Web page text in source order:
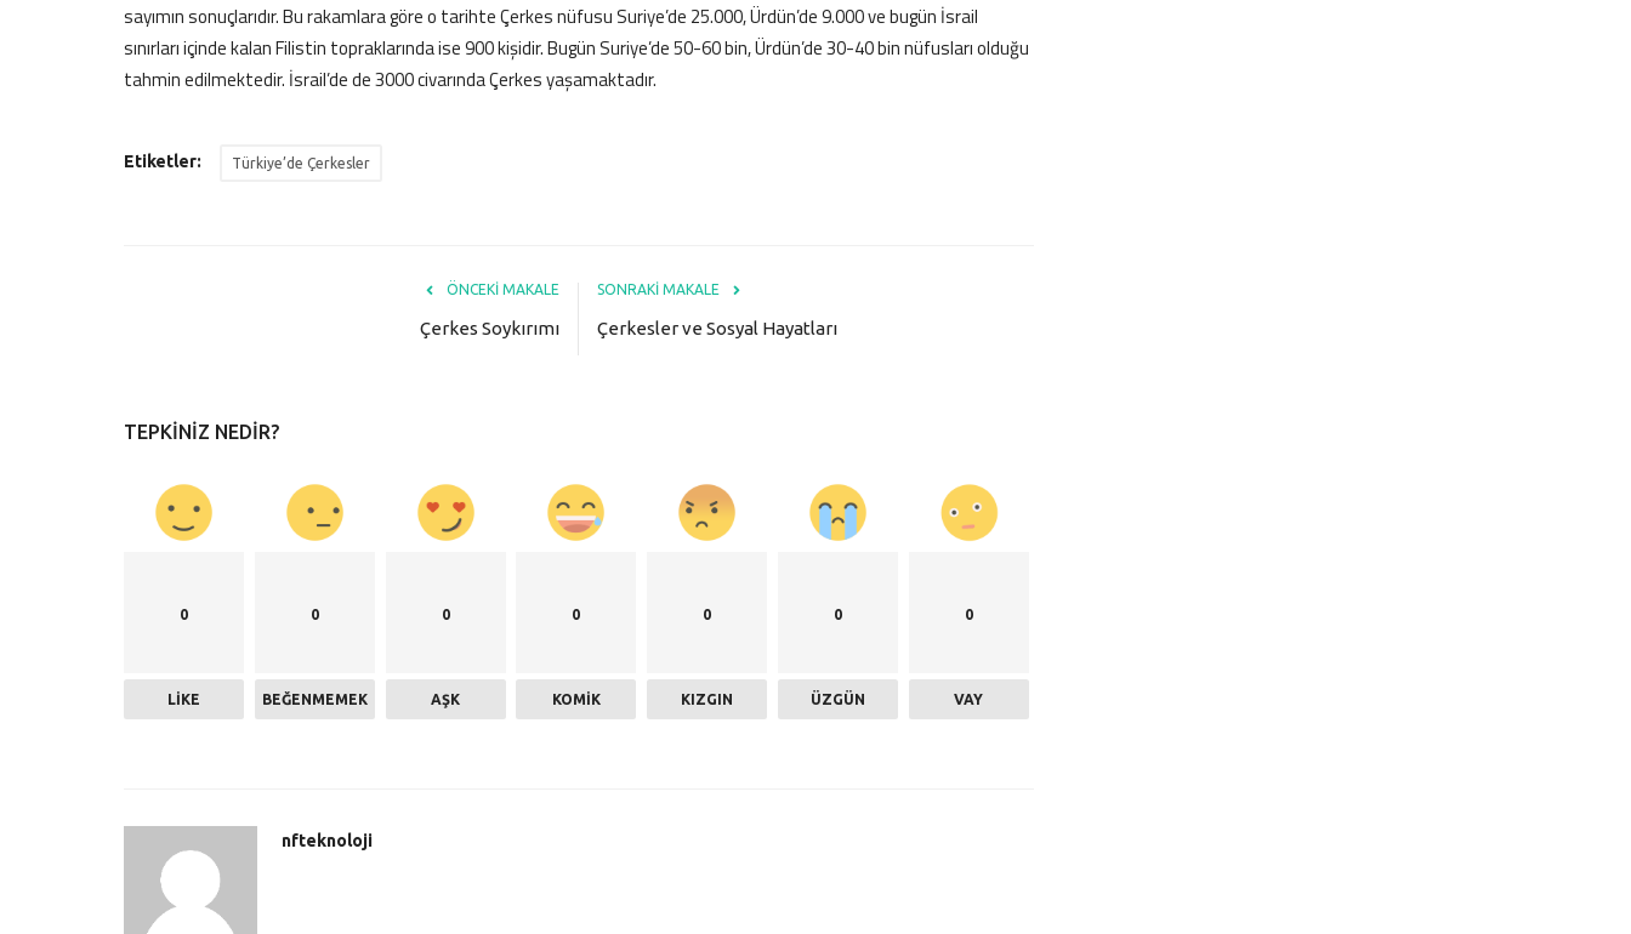
sayımın sonuçlarıdır. Bu rakamlara göre o tarihte Çerkes nüfusu Suriye’de 25.000, Ürdün’de 9.000 ve bugün İsrail
sınırları içinde kalan Filistin topraklarında ise 900 kişidir. Bugün Suriye’de 50-60 bin, Ürdün’de 30-40 bin nüfusları olduğu
tahmin edilmektedir. İsrail’de de 3000 civarında Çerkes yaşamaktadır.
Etiketler: Türkiye’de Çerkesler
ÖNCEKI MAKALE
Çerkes Soykırımı
SONRAKI MAKALE
Çerkesler ve Sosyal Hayatları
TEPKINIZ NEDIR?
0
LIKE
0
BEĞENMEMEK
0
AŞK
0
KOMIK
0
KIZGIN
0
ÜZGÜN
0
VAY
nfteknoloji